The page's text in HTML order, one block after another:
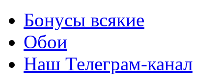
Бонусы всякие
Обои
Наш Телеграм-канал